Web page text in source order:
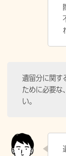
遺留分に関す
ために必要な
い。